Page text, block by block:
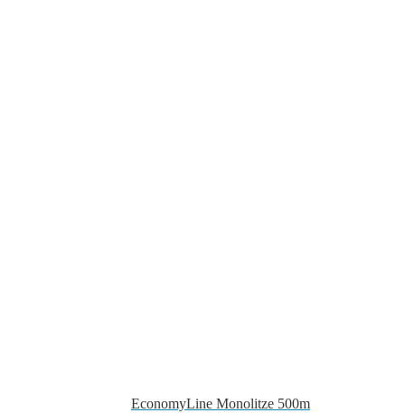
EconomyLine Monolitze 500m